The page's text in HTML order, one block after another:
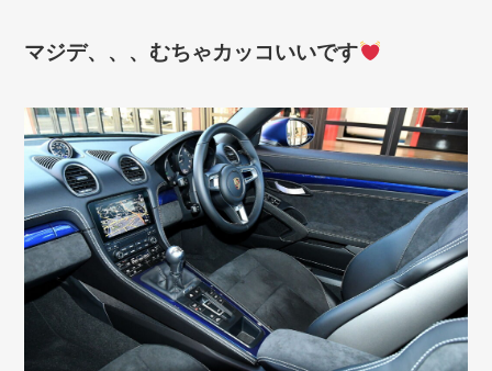
マジデ、、、むちゃカッコいいです